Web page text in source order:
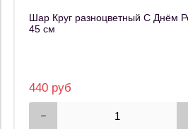
Шар Круг разноцветный С Днём
45 см
440 руб